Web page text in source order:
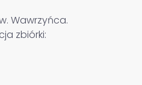
Wawrzyńca.
zbiórki: